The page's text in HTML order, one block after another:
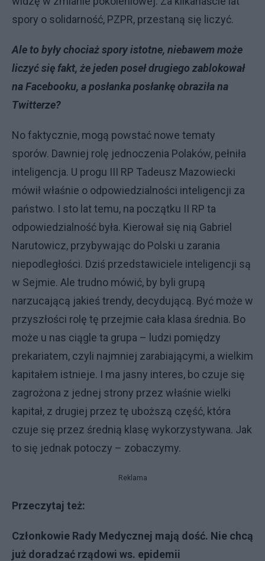
spory o solidarność, PZPR, przestaną się liczyć.
Ale to były chociaż spory istotne, niebawem może
liczyć się fakt, że jeden poseł drugiego zablokował
na Facebooku, a posłanka posłankę obraziła na
Twitterze?
No faktycznie, mogą powstać nowe tematy
sporów. Dawniej rolę jednoczenia Polaków, pełniła
inteligencja. U progu III RP Tadeusz Mazowiecki
mówił właśnie o odpowiedzialności inteligencji za
państwo. I sto lat temu, na początku II RP ta
odpowiedzialność była. Kierował się nią Gabriel
Narutowicz, przybywając do Polski u zarania
niepodległości. Dziś przedstawiciele inteligencji są
w Sejmie. Ale trudno mówić, by byli grupą
narzucającą jakieś trendy, decydującą. Być może w
przyszłości rolę tę przejmie cała klasa średnia. Bo
może u nas ciągle ta grupa – ludzi pomiędzy
prekariatem, czyli najmniej zarabiającymi, a wielkim
kapitałem istnieje. I ma jasny interes, bo czuje się
zagrożona z jednej strony przez właśnie wielki
kapitał, z drugiej przez tę uboższą część, która
czuje się przez średnią klasę wykorzystywana. Jak
to się jednak potoczy – zobaczymy.
Reklama
Przeczytaj też:
Członkowie Rady Medycznej mają dość. Nie chcą
już doradzać rządowi ws. epidemii